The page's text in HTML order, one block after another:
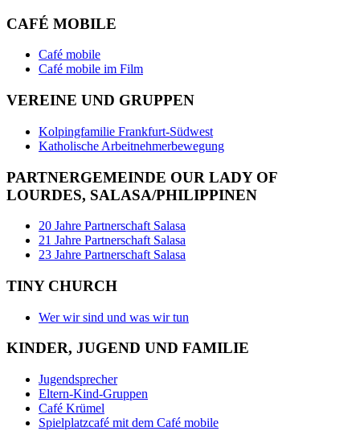
CAFÉ MOBILE
Café mobile
Café mobile im Film
VEREINE UND GRUPPEN
Kolpingfamilie Frankfurt-Südwest
Katholische Arbeitnehmerbewegung
PARTNERGEMEINDE OUR LADY OF
LOURDES, SALASA/PHILIPPINEN
20 Jahre Partnerschaft Salasa
21 Jahre Partnerschaft Salasa
23 Jahre Partnerschaft Salasa
TINY CHURCH
Wer wir sind und was wir tun
KINDER, JUGEND UND FAMILIE
Jugendsprecher
Eltern-Kind-Gruppen
Café Krümel
Spielplatzcafé mit dem Café mobile